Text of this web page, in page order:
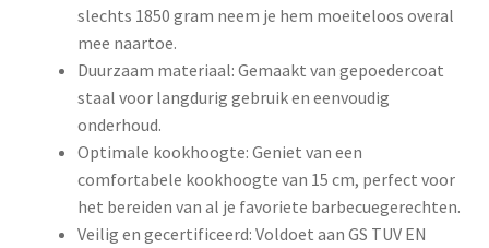
slechts 1850 gram neem je hem moeiteloos overal
mee naartoe.
Duurzaam materiaal: Gemaakt van gepoedercoat
staal voor langdurig gebruik en eenvoudig
onderhoud.
Optimale kookhoogte: Geniet van een
comfortabele kookhoogte van 15 cm, perfect voor
het bereiden van al je favoriete barbecuegerechten.
Veilig en gecertificeerd: Voldoet aan GS TUV EN